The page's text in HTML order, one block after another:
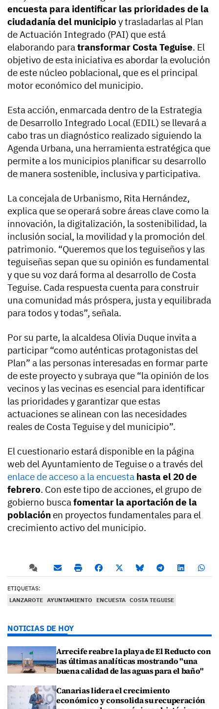
encuesta para identificar las prioridades de la
ciudadanía del municipio y trasladarlas al Plan
de Actuación Integrado (PAI) que está
elaborando paratransformar Costa Teguise. El
objetivo de esta iniciativa es abordar la evolución
de este núcleo poblacional, que es el principal
motor económico del municipio.
Esta acción, enmarcada dentro de la Estrategia
de Desarrollo Integrado Local (EDIL) se llevará a
cabo tras un diagnóstico realizado siguiendo la
Agenda Urbana, una herramienta estratégica que
permite a los municipios planificar su desarrollo
de manera sostenible, inclusiva y participativa.
La concejala de Urbanismo, Rita Hernández,
explica que se operará sobre áreas clave como la
innovación, la digitalización, la sostenibilidad, la
inclusión social, la movilidad y la promoción del
patrimonio. “Queremos que los teguiseños y las
teguiseñas sepan que su opinión es fundamental
y que su voz dará forma al desarrollo de Costa
Teguise. Cada respuesta cuenta para construir
una comunidad más próspera, justa y equilibrada
para todos y todas”, señala.
Por su parte, la alcaldesa Olivia Duque invita a
participar “como auténticas protagonistas del
Plan” a las personas interesadas en formar parte
de este proyecto y subraya que “la opinión de los
vecinos y las vecinas es esencial para identificar
las prioridades y garantizar que estas
actuaciones se alinean con las necesidades
reales de Costa Teguise y del municipio”.
El cuestionario estará disponible en la página
web del Ayuntamiento de Teguise o a través del
enlace de acceso a la encuesta hasta el 20 de
febrero. Con este tipo de acciones, el grupo de
gobierno buscafomentar la aportación de la
población en proyectos fundamentales para el
crecimiento activo del municipio.
ETIQUETAS:
LANZAROTE AYUNTAMIENTO ENCUESTA COSTA TEGUISE
NOTICIAS DE HOY
Arrecife reabre la playa de El Reducto con
las últimas analíticas mostrando "una
buena calidad de las aguas para el baño"
Canarias lidera el crecimiento
económico y consolida su recuperación